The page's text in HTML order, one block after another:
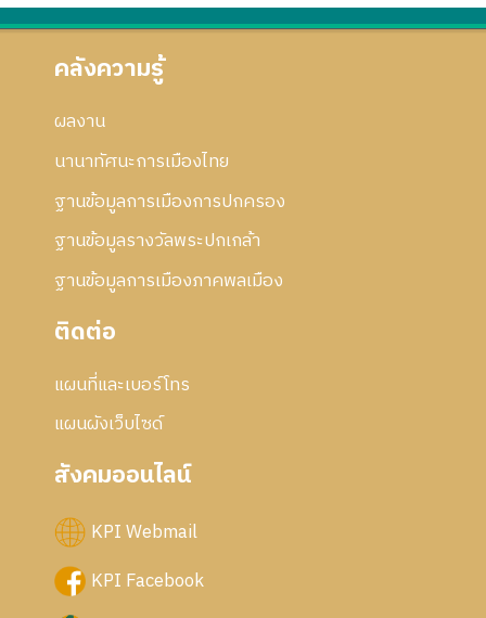
คลังความรู้
ผลงาน
นานาทัศนะการเมืองไทย
ฐานข้อมูลการเมืองการปกครอง
ฐานข้อมูลรางวัลพระปกเกล้า
ฐานข้อมูลการเมืองภาคพลเมือง
ติดต่อ
แผนที่และเบอร์โทร
แผนผังเว็บไซด์
สังคมออนไลน์
KPI Webmail
KPI Facebook